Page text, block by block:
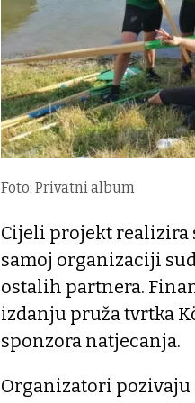
Foto: Privatni album
Cijeli projekt realizira
samoj organizaciji
ostalih partnera.
izdanju pruža tvrtka
sponzora natjecanja.
Organizatori pozivaju